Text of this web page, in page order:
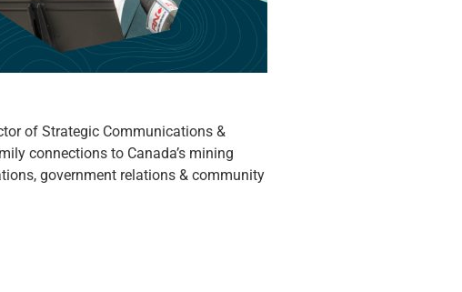
of Strategic Communications &
connections to Canada’s mining
government relations & community